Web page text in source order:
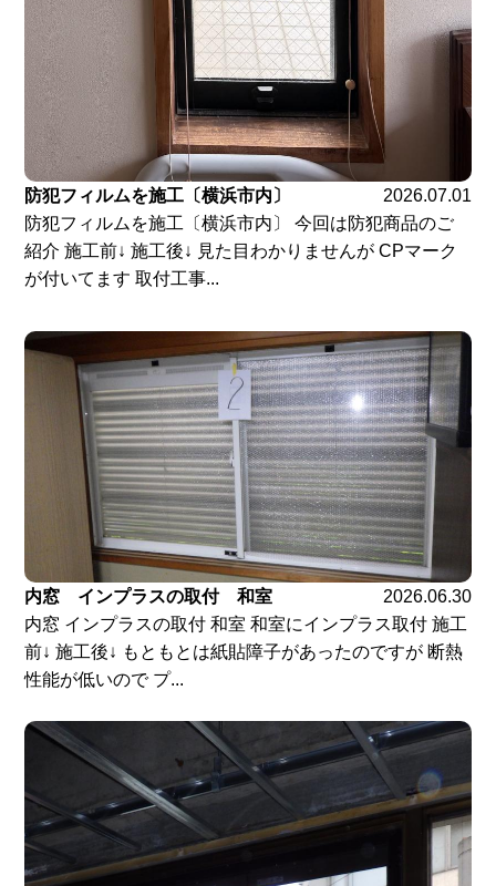
防犯フィルムを施工〔横浜市内〕
2026.07.01
防犯フィルムを施工〔横浜市内〕 今回は防犯商品のご
紹介 施工前↓ 施工後↓ 見た目わかりませんが CPマーク
が付いてます 取付工事...
内窓 インプラスの取付 和室
2026.06.30
内窓 インプラスの取付 和室 和室にインプラス取付 施工
前↓ 施工後↓ もともとは紙貼障子があったのですが 断熱
性能が低いので プ...